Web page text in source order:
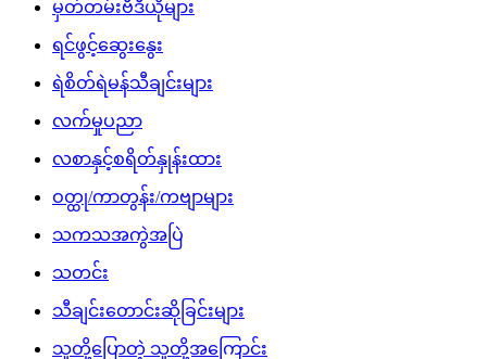
မှတ်တမ်းဗီဒီယိုများ
ရင်ဖွင့်ဆွေးနွေး
ရဲစိတ်ရဲမန်သီချင်းများ
လက်မှုပညာ
လစာနှင့်စရိတ်နှုန်းထား
ဝတ္ထု/ကာတွန်း/ကဗျာများ
သကသအကွဲအပြဲ
သတင်း
သီချင်းတောင်းဆိုခြင်းများ
သူတို့ပြောတဲ့ သူတို့အကြောင်း